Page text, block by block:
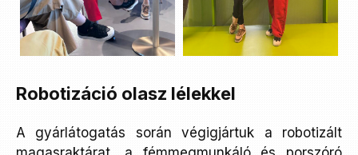
Robotizáció olasz lélekkel
A gyárlátogatás során végigjártuk a robotizált